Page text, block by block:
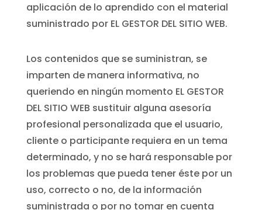
aplicación de lo aprendido con el material
suministrado por EL GESTOR DEL SITIO WEB.
Los contenidos que se suministran, se
imparten de manera informativa, no
queriendo en ningún momento EL GESTOR
DEL SITIO WEB sustituir alguna asesoría
profesional personalizada que el usuario,
cliente o participante requiera en un tema
determinado, y no se hará responsable por
los problemas que pueda tener éste por un
uso, correcto o no, de la información
suministrada o por no tomar en cuenta